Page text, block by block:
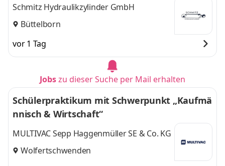
Schmitz Hydraulikzylinder GmbH
Büttelborn
vor 1 Tag
Jobszu dieser Suche per Mail erhalten
Schülerpraktikum mit Schwerpunkt „Kaufmä
nnisch & Wirtschaft“
MULTIVAC Sepp Haggenmüller SE & Co. KG
Wolfertschwenden